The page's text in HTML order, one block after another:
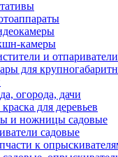
камеры
и отпариватели
для
огорода, дачи
для деревьев
и ножницы садовые
садовые
к